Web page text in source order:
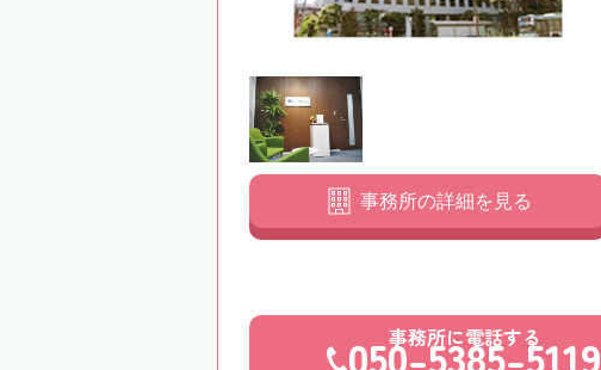
事務所の詳細を見る
事務所に電話する
050-5385-5119